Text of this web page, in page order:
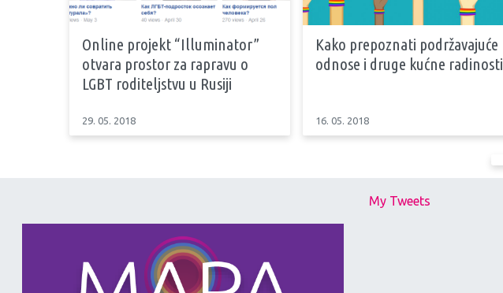
Online projekt “Illuminator”
otvara prostor za rapravu o
LGBT roditeljstvu u Rusiji
29. 05. 2018
Kako prepoznati podržavajuće
odnose i druge kućne radinosti
16. 05. 2018
My Tweets